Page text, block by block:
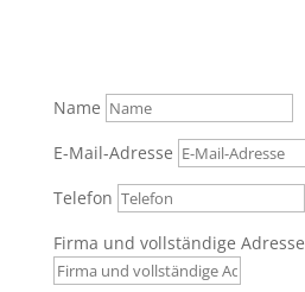
Name
E-Mail-Adresse
Telefon
Firma und vollständige Adresse